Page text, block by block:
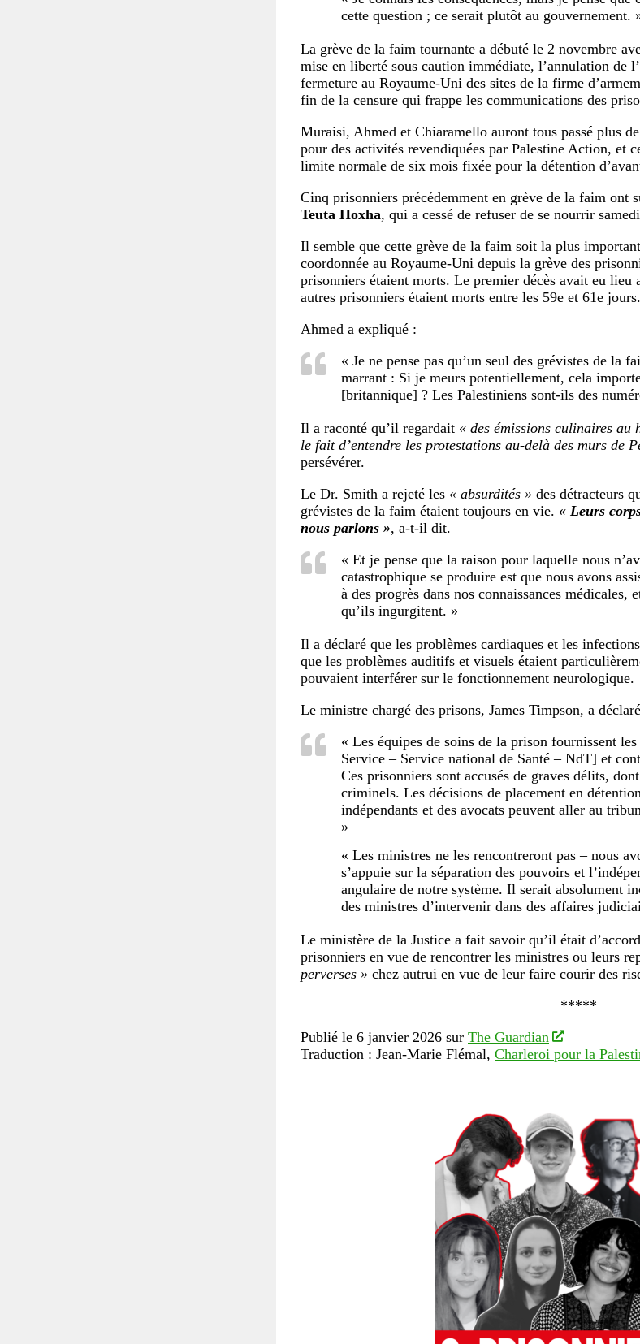
cette question ; ce serait plutôt au gouvernement.
La grève de la faim tournante a débuté le 2 novembre
mise en liberté sous caution immédiate, l’annulation de
fermeture au Royaume-Uni des sites de la firme
fin de la censure qui frappe les communications des
Muraisi, Ahmed et Chiaramello auront tous passé plus
pour des activités revendiquées par Palestine Action, et
limite normale de six mois fixée pour la détention
Cinq prisonniers précédemment en grève de la faim ont
Teuta Hoxha, qui a cessé de refuser de se nourrir
Il semble que cette grève de la faim soit la plus
coordonnée au Royaume-Uni depuis la grève des
prisonniers étaient morts. Le premier décès avait eu lieu
autres prisonniers étaient morts entre les 59e et 61e jours.
Ahmed a expliqué :
« Je ne pense pas qu’un seul des grévistes de la
marrant : Si je meurs potentiellement, cela
[britannique] ? Les Palestiniens sont-ils des
Il a raconté qu’il regardait « des émissions culinaires au
le fait d’entendre les protestations au-delà des murs de
persévérer.
Le Dr. Smith a rejeté les « absurdités » des détracteurs
grévistes de la faim étaient toujours en vie. « Leurs
nous parlons », a-t-il dit.
« Et je pense que la raison pour laquelle nous
catastrophique se produire est que nous avons
à des progrès dans nos connaissances médicales,
qu’ils ingurgitent. »
Il a déclaré que les problèmes cardiaques et les
que les problèmes auditifs et visuels étaient
pouvaient interférer sur le fonctionnement neurologique.
Le ministre chargé des prisons, James Timpson, a
« Les équipes de soins de la prison fournissent
Service – Service national de Santé – NdT] et
Ces prisonniers sont accusés de graves délits,
criminels. Les décisions de placement en
indépendants et des avocats peuvent aller au
»
« Les ministres ne les rencontreront pas – nous
s’appuie sur la séparation des pouvoirs et
angulaire de notre système. Il serait absolument
des ministres d’intervenir dans des affaires
Le ministère de la Justice a fait savoir qu’il était
prisonniers en vue de rencontrer les ministres ou leurs
perverses » chez autrui en vue de leur faire courir des
*****
Publié le 6 janvier 2026 sur The Guardian
Traduction : Jean-Marie Flémal, Charleroi pour la